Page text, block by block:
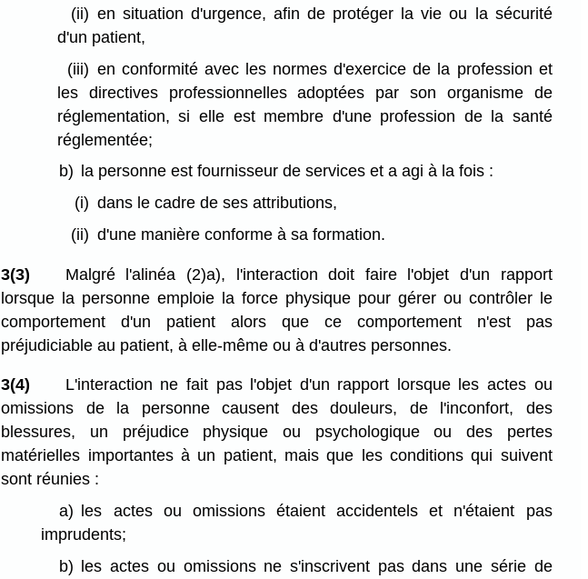
(ii) en situation d'urgence, afin de protéger la vie ou la sécurité
d'un patient,
(iii) en conformité avec les normes d'exercice de la profession et
les directives professionnelles adoptées par son organisme de
réglementation, si elle est membre d'une profession de la santé
réglementée;
b)
la personne est fournisseur de services et a agi à la fois :
(i) dans le cadre de ses attributions,
(ii) d'une manière conforme à sa formation.
3(3)
Malgré l'alinéa (2)a), l'interaction doit faire l'objet d'un rapport
lorsque la personne emploie la force physique pour gérer ou contrôler le
comportement d'un patient alors que ce comportement n'est pas
préjudiciable au patient, à elle-même ou à d'autres personnes.
3(4)
L'interaction ne fait pas l'objet d'un rapport lorsque les actes ou
omissions de la personne causent des douleurs, de l'inconfort, des
blessures, un préjudice physique ou psychologique ou des pertes
matérielles importantes à un patient, mais que les conditions qui suivent
sont réunies :
a) les actes ou omissions étaient accidentels et n'étaient pas
imprudents;
b) les actes ou omissions ne s'inscrivent pas dans une série de